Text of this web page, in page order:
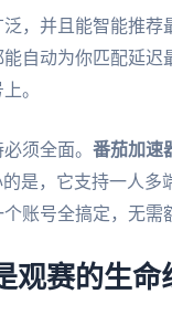
，并且能智能推
自动为你匹配延
。
须全面。 番茄加速
的是，它支持一人
账号全搞定，无需
观赛的生命